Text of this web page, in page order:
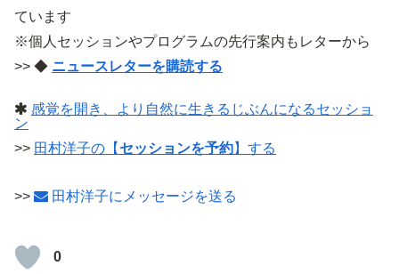
ています
※個人セッションやプログラムの先行案内もレターから
>> ◆ ニュースレターを購読する
感覚を開き、より自然に生きるじぶんになるセッショ
ン
>> 田村洋子の【 セッションを予約】する
>> 田村洋子にメッセージを送る
0